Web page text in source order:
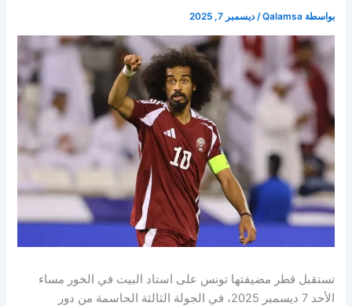
بواسطة Qalamsa
/ديسمبر 7, 2025
تستقبل قطر مضيفتها تونس على استاد البيت في الخور مساء
الأحد 7 ديسمبر 2025، في الجولة الثالثة الحاسمة من دور